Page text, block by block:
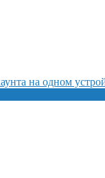
на одном